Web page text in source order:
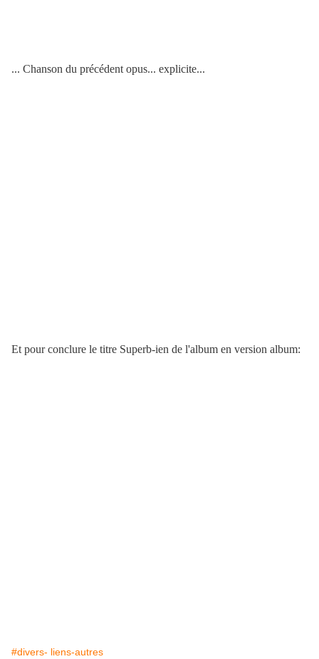
... Chanson du précédent opus... explicite...
Et pour conclure le titre Superb-ien de l'album en version album:
#divers- liens-autres